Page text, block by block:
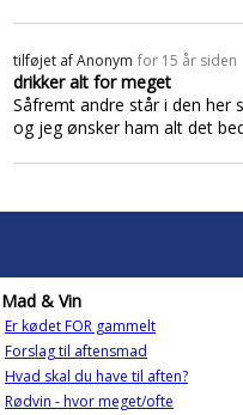
tilføjet afAnonym for 15 år siden
drikker alt for meget
Såfremt andre står i den her
og jeg ønsker ham alt det
Mad & Vin
Er kødet FOR gammelt
Forslag til aftensmad
Hvad skal du have til aften?
Rødvin - hvor meget/ofte